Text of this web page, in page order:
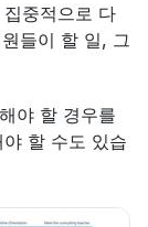
중적으로 다
들이 할 일, 그
야 할 경우를
할 수도 있습